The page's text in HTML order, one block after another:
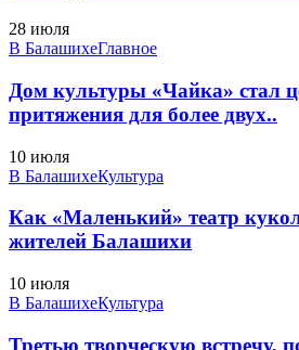
28 июля
В БалашихеГлавное
Дом культуры «Чайка» стал
притяжения для более двух..
10 июля
В БалашихеКультура
Как «Маленький» театр
жителей Балашихи
10 июля
В БалашихеКультура
Третью творческую встречу,